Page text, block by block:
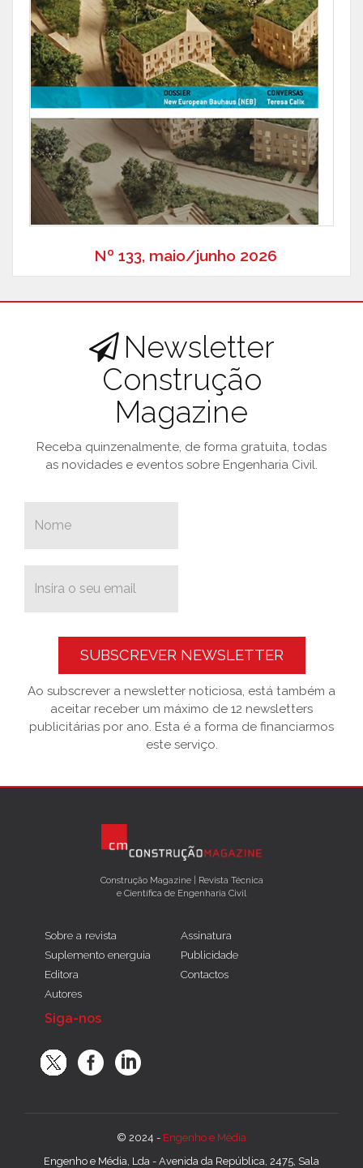
Nº 133, maio/junho 2026
Newsletter
Construção
Magazine
Receba quinzenalmente, de forma gratuita, todas
as novidades e eventos sobre Engenharia Civil.
SUBSCREVER NEWSLETTER
Ao subscrever a newsletter noticiosa, está também a
aceitar receber um máximo de 12 newsletters
publicitárias por ano. Esta é a forma de financiarmos
este serviço.
Construção Magazine | Revista Técnica
e Científica de Engenharia Civil
Sobre a revista
Suplemento energuia
Editora
Autores
Assinatura
Publicidade
Contactos
Siga-nos
© 2024 - Engenho e Média
Engenho e Média, Lda - Avenida da República, 2475, Sala